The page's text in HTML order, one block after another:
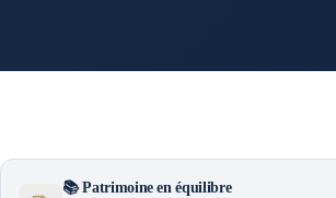
📚Patrimoine en équilibre